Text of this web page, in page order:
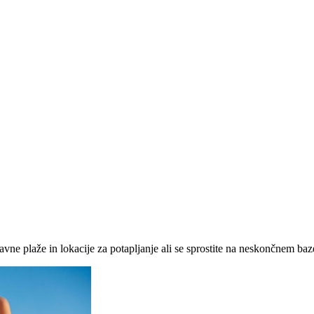
plaže in lokacije za potapljanje ali se sprostite na neskončnem